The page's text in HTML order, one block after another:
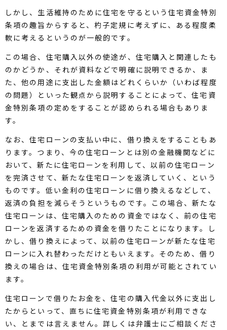
しかし、生活維持のために住宅を守るという住宅資金特別
条項の趣旨からすると、杓子定規に考えずに、ある程度柔
軟に考えるというのが一般的です。
この場合、住宅購入以外の使途が、住宅購入と関連したも
のかどうか、それが資料などで明確に説明できるか、ま
た、他の用途に支出した金額はどれくらいか（いわば程度
の問題）といった観点から説明することによって、住宅資
金特別条項の定めをすることが認められる場合もありま
す。
なお、住宅ローンの支払い中に、借り換えをすることもあ
ります。つまり、今の住宅ローンとは別の金融機関などに
おいて、新たに住宅ローンを利用して、以前の住宅ローン
を完済させて、新たな住宅ローンを返済していく、という
ものです。低い金利の住宅ローンに借り換えるなどして、
返済の負担を減らそうというものです。この場合、新たな
住宅ローンは、住宅購入のための資金ではなく、前の住宅
ローンを返済するための資金を借りたことになります。し
かし、借り換えによって、以前の住宅ローンが新たな住宅
ローンに入れ替わっただけともいえます。そのため、借り
換えの場合は、住宅資金特別条項の利用が可能とされてい
ます。
住宅ローンで借りたお金を、住宅の購入代金以外に支出し
たからといって、直ちに住宅資金特別条項が利用できな
い、とまでは言えません。詳しくは弁護士にご相談くださ